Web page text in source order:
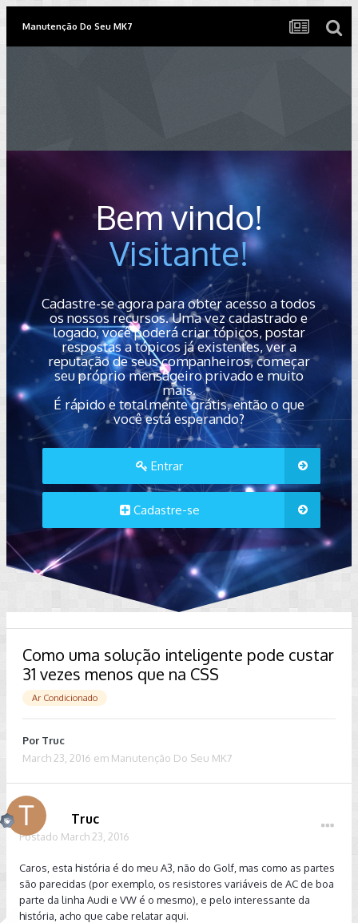
Manutenção Do Seu MK7
Bem vindo!
Visitante!
Cadastre-se agora para obter acesso a todos
os nossos recursos. Uma vez cadastrado e
logado, você poderá criar tópicos, postar
respostas a tópicos já existentes, ver a
reputação de seus companheiros, começar
seu próprio mensageiro privado e muito
mais.
É rápido e totalmente grátis, então o que
você está esperando?
Entrar
Cadastre-se
Como uma solução inteligente pode custar
31 vezes menos que na CSS
Ar Condicionado
Por Truc
March 23, 2016 em Manutenção Do Seu MK7
Truc
Postado March 23, 2016
Caros, esta história é do meu A3, não do Golf, mas como as partes
são parecidas (por exemplo, os resistores variáveis de AC de boa
parte da linha Audi e VW é o mesmo), e pelo interessante da
história, acho que cabe relatar aqui.